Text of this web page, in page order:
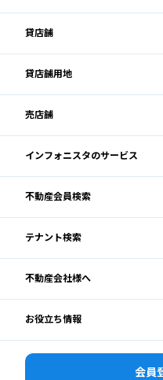
貸店舗
貸店舗用地
売店舗
インフォニスタのサービス
不動産会員検索
テナント検索
不動産会社様へ
お役立ち情報
会員